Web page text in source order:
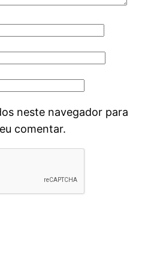
neste navegador para
comentar.